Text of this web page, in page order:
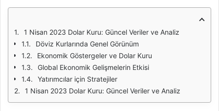
1 Nisan 2023 Dolar Kuru: Güncel Veriler ve Analiz
Döviz Kurlarında Genel Görünüm
Ekonomik Göstergeler ve Dolar Kuru
Global Ekonomik Gelişmelerin Etkisi
Yatırımcılar için Stratejiler
1 Nisan 2023 Dolar Kuru: Güncel Veriler ve Analiz